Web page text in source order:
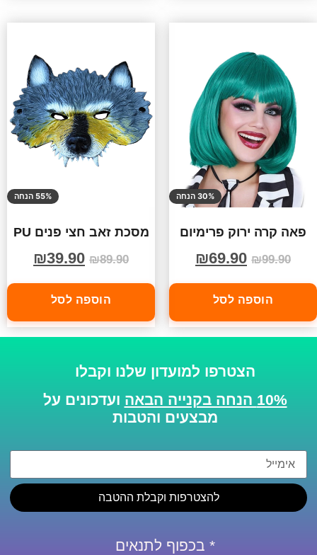
30% הנחה
פאה קרה ירוק פרימיום
₪99.90
₪69.90
הוספה לסל
55% הנחה
מסכת זאב חצי פנים PU
₪89.90
₪39.90
הוספה לסל
הצטרפו למועדון שלנו וקבלו
10% הנחה בקנייה הבאה
ועדכונים על
מבצעים והטבות
להצטרפות וקבלת ההטבה
* בכפוף לתנאים